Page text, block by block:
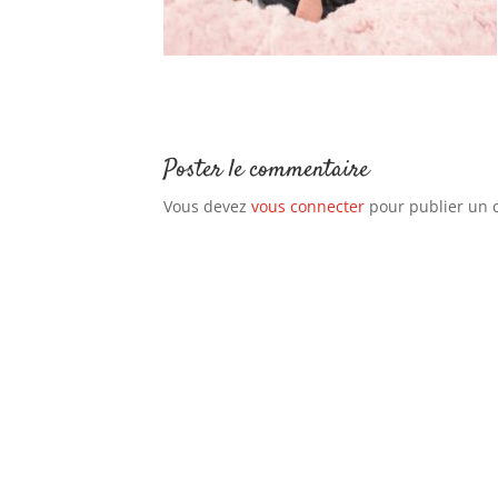
Poster le commentaire
Vous devez vous connecter pour publier un